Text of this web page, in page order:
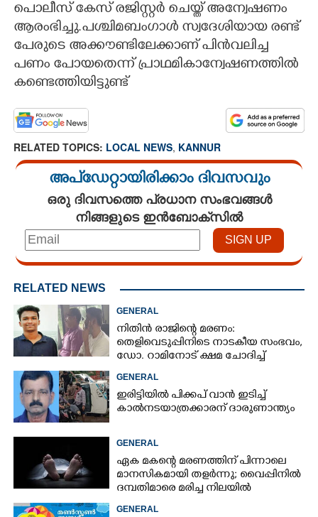
പൊലീസ് കേസ് രജിസ്റ്റർ ചെയ്ത് അന്വേഷണം
ആരംഭിച്ചു.പശ്ചിമബംഗാൾ സ്വദേശിയായ രണ്ട്
പേരുടെ അക്കൗണ്ടിലേക്കാണ് പിൻവലിച്ച
പണം പോയതെന്ന് പ്രാഥമികാന്വേഷണത്തിൽ
കണ്ടെത്തിയിട്ടുണ്ട്
RELATED TOPICS: LOCAL NEWS, KANNUR
അപ്ഡേറ്റായിരിക്കാം ദിവസവും
ഒരു ദിവസത്തെ പ്രധാന സംഭവങ്ങൾ
നിങ്ങളുടെ ഇൻബോക്സിൽ
RELATED NEWS
GENERAL
നിതിൻ രാജിന്റെ മരണം:
തെളിവെടുപ്പിനിടെ നാടകീയ സംഭവം,
ഡോ. റാമിനോട് ക്ഷമ ചോദിച്ച്
GENERAL
ഇരിട്ടിയിൽ പിക്കപ് വാൻ ഇടിച്ച്
കാൽനടയാത്രക്കാരന് ദാരുണാന്ത്യം
GENERAL
ഏക മകന്റെ മരണത്തിന് പിന്നാലെ
മാനസികമായി തളർന്നു; വൈപ്പിനിൽ
ദമ്പതിമാരെ മരിച്ച നിലയിൽ
GENERAL